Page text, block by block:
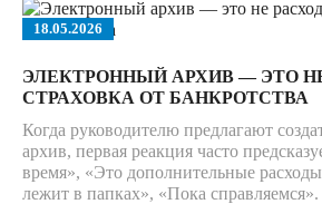
том, что кадровый архив начинает
18.05.2026
ЭЛЕКТРОННЫЙ АРХИВ — ЭТО
СТРАХОВКА ОТ БАНКРОТСТВА
Когда руководителю предлагают
архив, первая реакция часто
время», «Это дополнительные
лежит в папках», «Пока